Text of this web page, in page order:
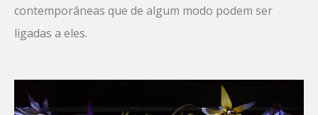
contemporâneas que de algum modo podem ser
ligadas a eles.